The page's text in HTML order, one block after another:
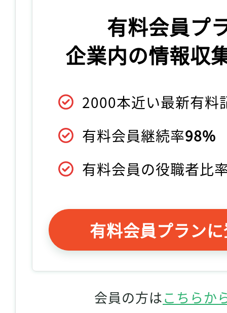
有料会員プ
企業内の情報収
2000本近い最新有料
有料会員継続率98%
有料会員の役職者比
有料会員プラン
会員の方はこちらか